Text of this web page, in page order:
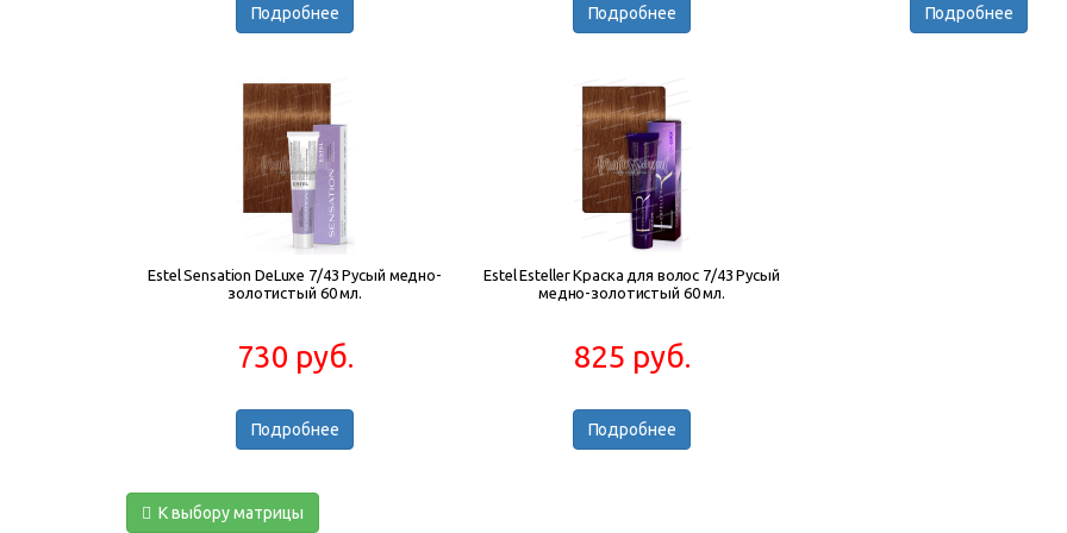
Подробнее Подробнее Подробнее
Estel Sensation DeLuxe 7/43 Русый медно-
золотистый 60 мл.
730 руб.
Подробнее
Estel Esteller Краска для волос 7/43 Русый
медно-золотистый 60 мл.
825 руб.
Подробнее
К выбору матрицы